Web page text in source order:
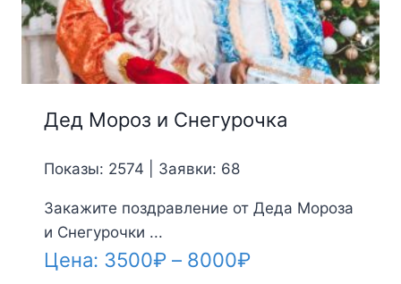
Дед Мороз и Снегурочка
Показы: 2574 | Заявки: 68
Закажите поздравление от Деда Мороза
и Снегурочки ...
Цена: 3500₽ – 8000₽Диапазон